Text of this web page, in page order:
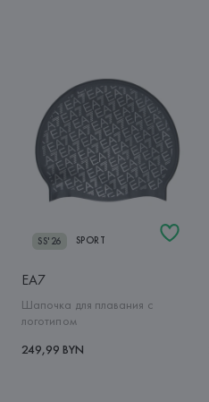
SS'26 SPORT
EA7
Шапочка для плавания с
логотипом
249,99 BYN